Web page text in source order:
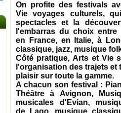
On profite des festivals
Vie voyages culturels,
spectacles et la
l'embarras du choix
en France, en Italie, à
classique, jazz, musique
Côté pratique, Arts et Vie
l'organisation des trajets
plaisir sur toute la gamme.
A chacun son festival :
Théâtre à Avignon,
musicales d' Evian,
de Lago, musique